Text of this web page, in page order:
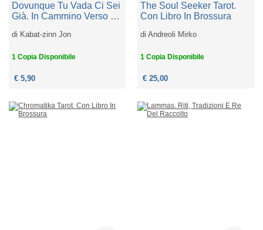
Dovunque Tu Vada Ci Sei
Già. In Cammino Verso La
Mindfulness
di Kabat-zinn Jon
1 Copia Disponibile
€ 5,90
The Soul Seeker Tarot.
Con Libro In Brossura
diAndreoli Mirko
1 Copia Disponibile
€ 25,00